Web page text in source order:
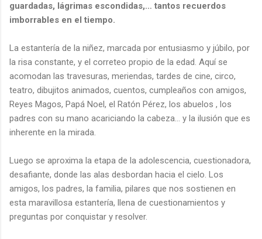
guardadas, lágrimas escondidas,… tantos recuerdos
imborrables en el tiempo.
La estantería de la niñez, marcada por entusiasmo y júbilo, por
la risa constante, y el correteo propio de la edad. Aquí se
acomodan las travesuras, meriendas, tardes de cine, circo,
teatro, dibujitos animados, cuentos, cumpleaños con amigos,
Reyes Magos, Papá Noel, el Ratón Pérez, los abuelos , los
padres con su mano acariciando la cabeza… y la ilusión que es
inherente en la mirada.
Luego se aproxima la etapa de la adolescencia, cuestionadora,
desafiante, donde las alas desbordan hacia el cielo. Los
amigos, los padres, la familia, pilares que nos sostienen en
esta maravillosa estantería, llena de cuestionamientos y
preguntas por conquistar y resolver.